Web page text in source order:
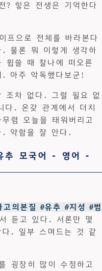
? 힣은 전생은 기억한다
프으로 전체를 바라본다
물론 뭐 이렇게 생각하
휩쓸 때 찰나에 떠오른
아주 악독했다보군!
조차 없다. 그럴 필요 없
다. 온갖 관계에서 더치
렴 오늘을 태워버리고
. 약함을 잘 안다.
추 모국어 - 영어 -
고의본질 #유추 #지성 #범
듣고 있다. 서론만 몇
. 일부 스며드는 것 같
굉장히 많이 수정하고